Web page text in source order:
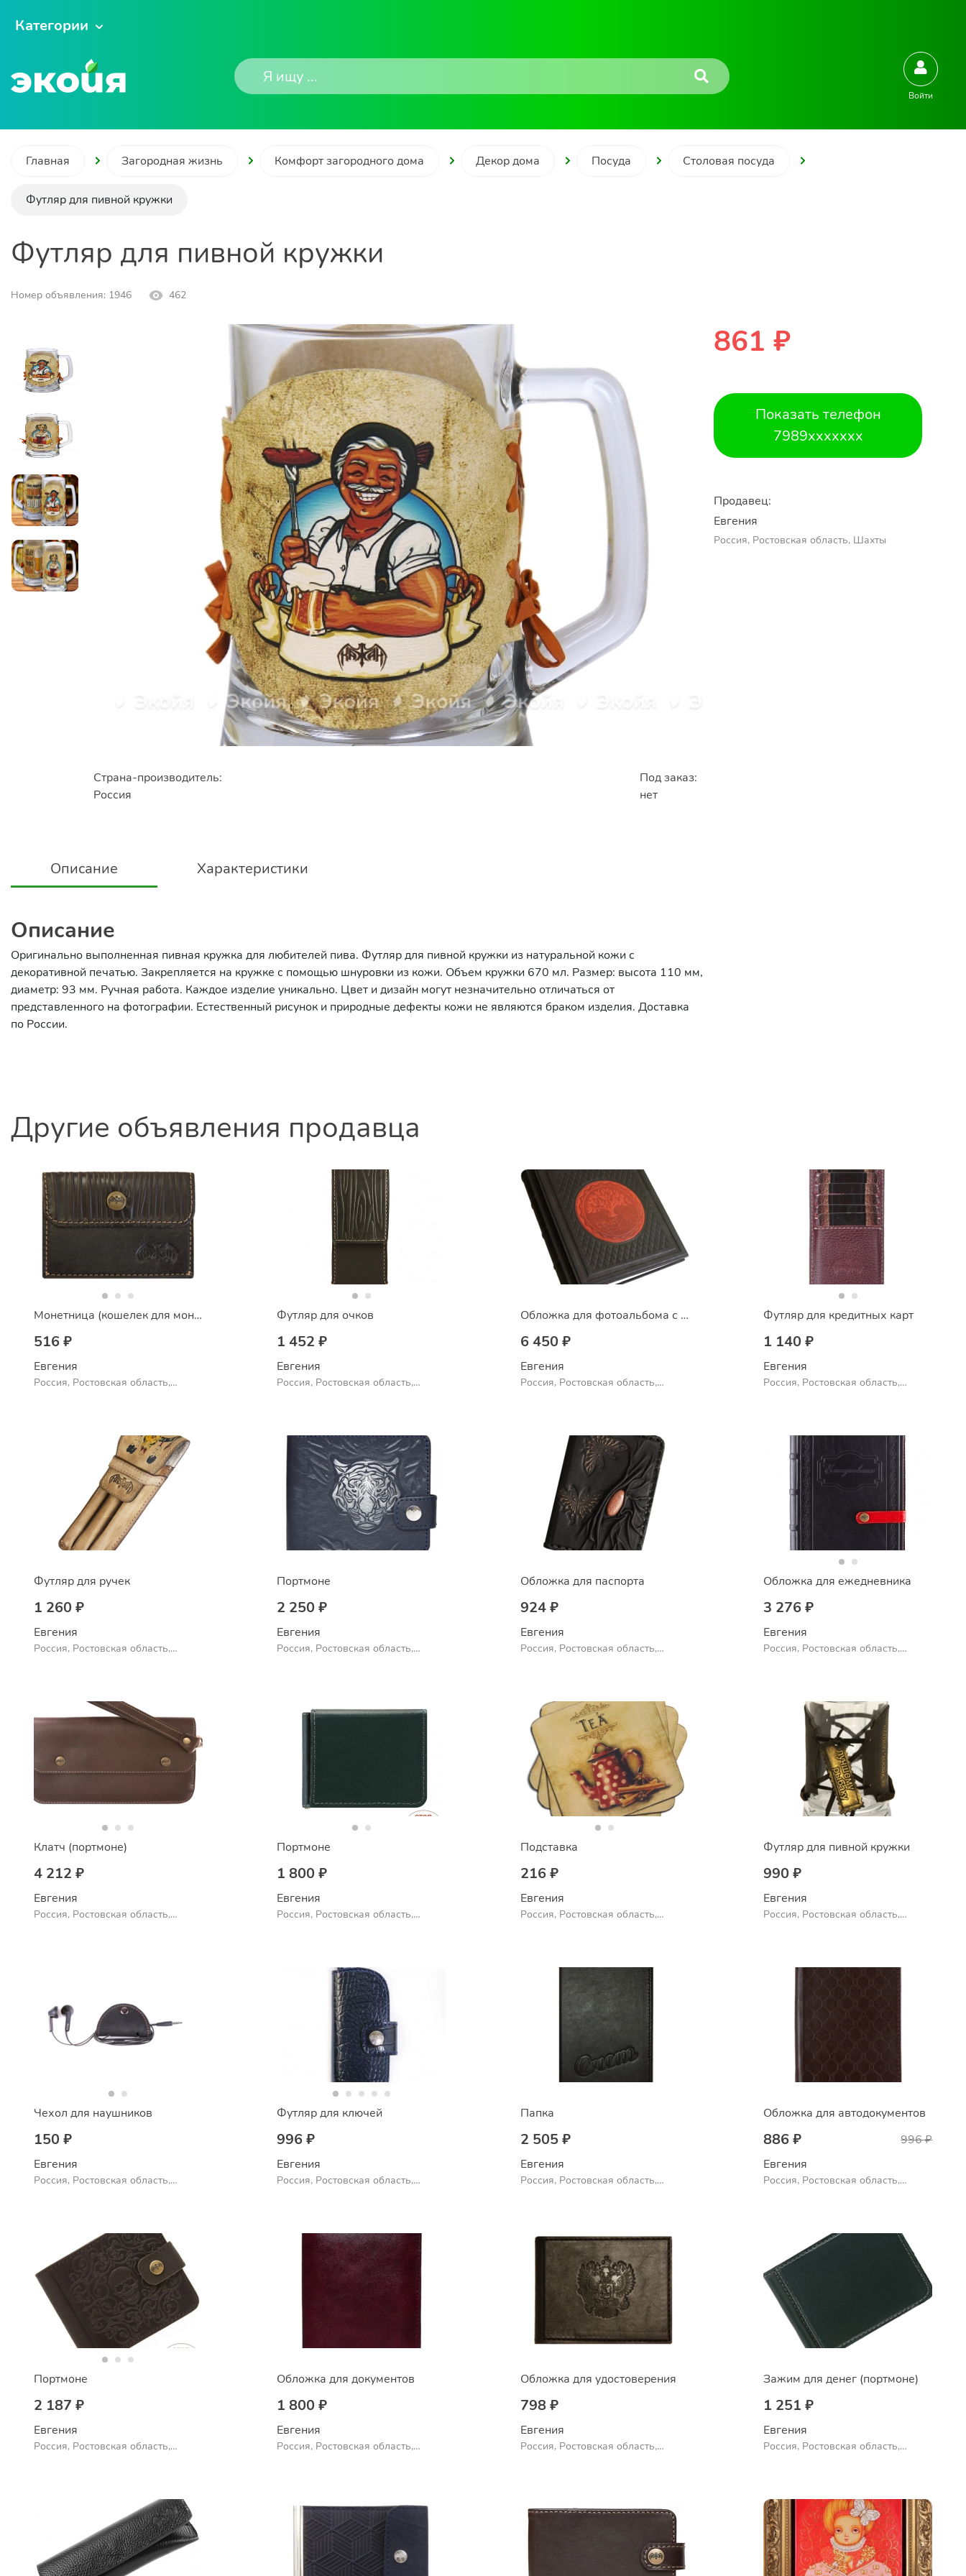
Категории
Войти
Главная Загородная жизнь Комфорт загородного дома Декор дома Посуда Столовая посуда
Футляр для пивной кружки
Футляр для пивной кружки
Номер объявления: 1946 462
Страна-производитель:
Россия
Под заказ:
нет
Описание Характеристики
Описание
Оригинально выполненная пивная кружка для любителей пива. Футляр для пивной кружки из натуральной кожи с
декоративной печатью. Закрепляется на кружке с помощью шнуровки из кожи. Объем кружки 670 мл. Размер: высота 110 мм,
диаметр: 93 мм. Ручная работа. Каждое изделие уникально. Цвет и дизайн могут незначительно отличаться от
представленного на фотографии. Естественный рисунок и природные дефекты кожи не являются браком изделия. Доставка
по России.
861 ₽
Показать телефон
7989xxxxxxx
Продавец:
Евгения
Россия, Ростовская область, Шахты
Другие объявления продавца
Монетница (кошелек для монет)
516 ₽
Евгения
Россия, Ростовская область,
Футляр для очков
1 452 ₽
Евгения
Россия, Ростовская область,
Обложка для фотоальбома с блоком
6 450 ₽
Евгения
Россия, Ростовская область,
Футляр для кредитных карт
1 140 ₽
Евгения
Россия, Ростовская область,
Футляр для ручек
1 260 ₽
Евгения
Россия, Ростовская область,
Портмоне
2 250 ₽
Евгения
Россия, Ростовская область,
Обложка для паспорта
924 ₽
Евгения
Россия, Ростовская область,
Обложка для ежедневника
3 276 ₽
Евгения
Россия, Ростовская область,
Клатч (портмоне)
4 212 ₽
Евгения
Россия, Ростовская область,
Портмоне
1 800 ₽
Евгения
Россия, Ростовская область,
Подставка
216 ₽
Евгения
Россия, Ростовская область,
Футляр для пивной кружки
990 ₽
Евгения
Россия, Ростовская область,
Чехол для наушников
150 ₽
Евгения
Россия, Ростовская область,
Футляр для ключей
996 ₽
Евгения
Россия, Ростовская область,
Папка
2 505 ₽
Евгения
Россия, Ростовская область,
Обложка для автодокументов
886 ₽
996 ₽
Евгения
Россия, Ростовская область,
Портмоне
2 187 ₽
Евгения
Россия, Ростовская область,
Обложка для документов
1 800 ₽
Евгения
Россия, Ростовская область,
Обложка для удостоверения
798 ₽
Евгения
Россия, Ростовская область,
Зажим для денег (портмоне)
1 251 ₽
Евгения
Россия, Ростовская область,